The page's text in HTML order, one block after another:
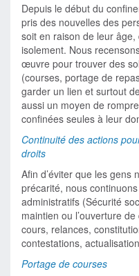
Depuis le début du
pris des nouvelles des
soit en raison de leur
isolement. Nous
œuvre pour trouver des
(courses, portage de
garder un lien et surtout
aussi un moyen de
confinées seules à leur
Continuité des actions
droits
Afin d’éviter que les gens
précarité, nous
administratifs (Sécurité
maintien ou l’ouverture
cours, relances,
contestations,
Portage de courses